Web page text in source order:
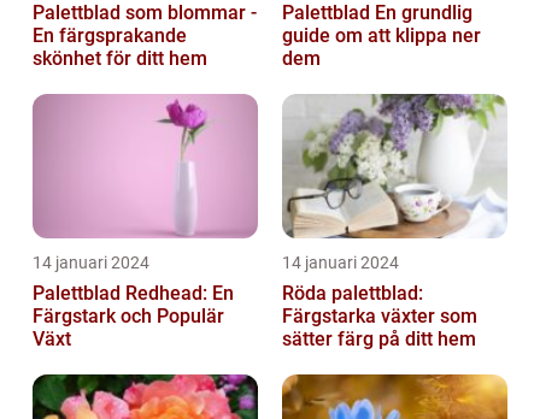
Palettblad som blommar -
En färgsprakande
skönhet för ditt hem
Palettblad En grundlig
guide om att klippa ner
dem
14 januari 2024
Palettblad Redhead: En
Färgstark och Populär
Växt
14 januari 2024
Röda palettblad:
Färgstarka växter som
sätter färg på ditt hem